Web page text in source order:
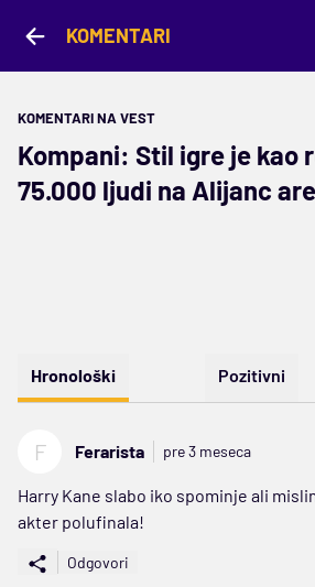
KOMENTARI
KOMENTARI NA VEST
Kompani: Stil igre je kao
75.000 ljudi na Alijanc
Hronološki Pozitivni
F Ferarista pre 3 meseca
Harry Kane slabo iko spominje ali
akter polufinala!
Odgovori